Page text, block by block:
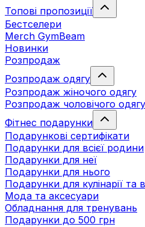
Топові пропозиції
Бестселери
Merch GymBeam
Новинки
Розпродаж
Розпродаж одягу
Розпродаж жіночого одягу
Розпродаж чоловічого одягу
Фітнес подарунки
Подарункові сертифікати
Подарунки для всієї родини
Подарунки для неї
Подарунки для нього
Подарунки для кулінарії та
Мода та аксесуари
Обладнання для тренувань
Подарунки до 500 грн